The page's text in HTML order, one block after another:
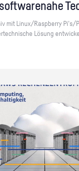
mit Linux/Raspber­ry Pi's/
Lö­sung